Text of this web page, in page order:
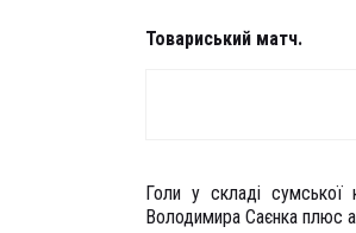
Товариський матч.
Голи у складі
Володимира Саєнка плюс